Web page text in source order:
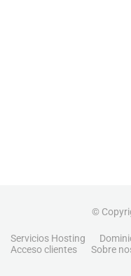
©
Servicios Hosting
Acceso clientes
Sobre